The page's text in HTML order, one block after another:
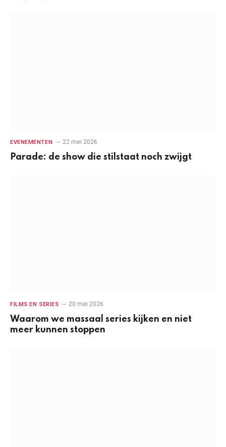
EVENEMENTEN 22 mei 2026
Parade: de show die stilstaat noch zwijgt
FILMS EN SERIES 20 mei 2026
Waarom we massaal series kijken en niet
meer kunnen stoppen